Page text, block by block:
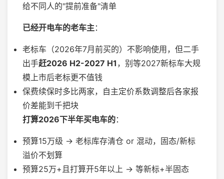
给不同人的"提前准备"清单
已经开电车的老车主 ：
老标车（2026年7月前买的）不影响使用，但二手
出手赶2026 H2-2027 H1 ，别等2027新标车大规
模上市后老标更不值钱
保费续保时多比两家，自主定价系数调整后各家报
价差能到千把块
打算2026下半年买电车的：
预算15万级 → 老标库存清仓 or 混动，固态/新标
溢价不划算
预算25万+且打算开5年以上 → 等新标+半固态